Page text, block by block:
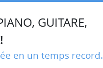
GUITARE,
en un temps record.